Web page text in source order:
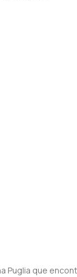
Puglia que